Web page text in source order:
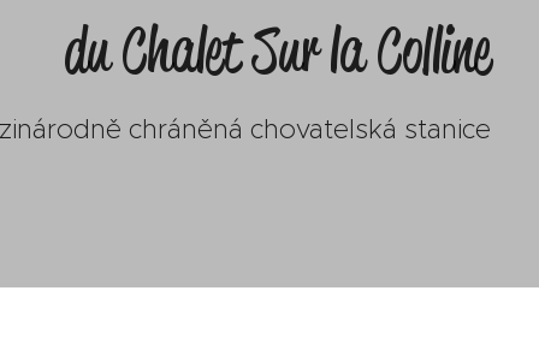
du Chalet Sur la Colline
chráněná chovatelská stanice